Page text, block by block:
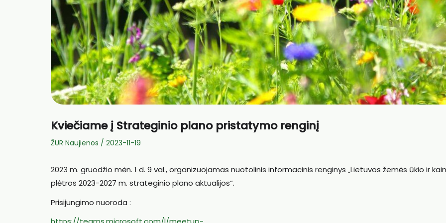
Kviečiame į Strateginio plano pristatymo renginį
ŽUR Naujienos / 2023-11-19
2023 m. gruodžio mėn. 1 d. 9 val., organizuojamas nuotolinis informacinis renginys „Lietuvos žemės ūkio ir
plėtros 2023-2027 m. strateginio plano aktualijos“.
Prisijungimo nuoroda :